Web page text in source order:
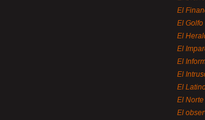
El
El Golfo
El
El
El
El
El
El Norte
El